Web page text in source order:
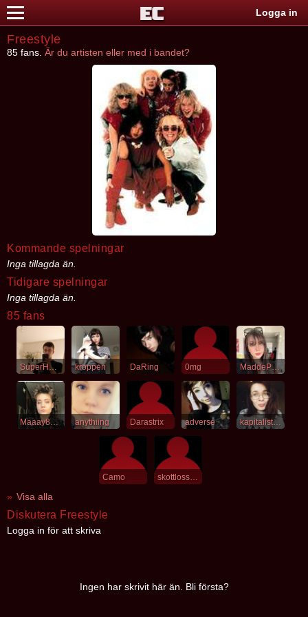
Logga in
Freestyle
85 fans. Är du artisten eller med i bandet?
Kommande spelningar
Inga tillagda än.
Tidigare spelningar
Inga tillagda än.
85 fans
SuperHans kroppen DaRing 0mg MaddePadde
Maaay88crue anythiing Darastrix adverse kapitalistfasoner
Camo skottlossning
Visa alla
Diskutera Freestyle
Logga in för att skriva
Ingen har skrivit här än. Bli första?